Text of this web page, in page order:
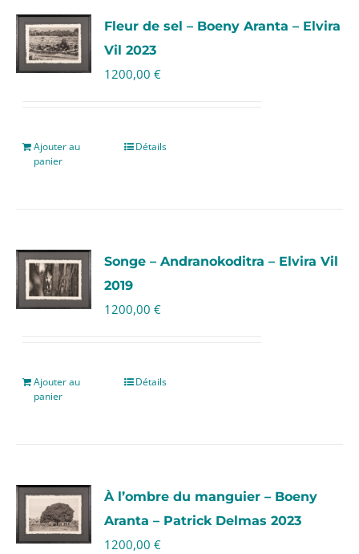
Fleur de sel – Boeny Aranta – Elvira
Vil 2023
1200,00€
Ajouter au
panier
Détails
Songe – Andranokoditra – Elvira Vil
2019
1200,00€
Ajouter au
panier
Détails
À l’ombre du manguier – Boeny
Aranta – Patrick Delmas 2023
1200,00€